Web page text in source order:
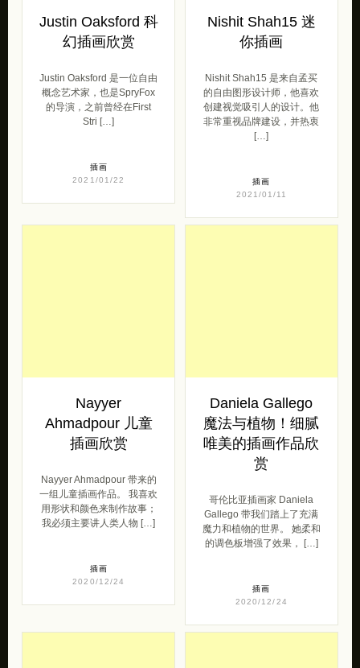
Justin Oaksford 科
幻插画欣赏
Justin Oaksford 是一位自由
概念艺术家，也是SpryFox
的导演，之前曾经在First
Stri […]
插画
2021/01/22
Nishit Shah15 迷
你插画
Nishit Shah15 是来自孟买
的自由图形设计师，他喜欢
创建视觉吸引人的设计。他
非常重视品牌建设，并热衷
[…]
插画
2021/01/11
Nayyer
Ahmadpour 儿童
插画欣赏
Nayyer Ahmadpour 带来的
一组儿童插画作品。 我喜欢
用形状和颜色来制作故事；
我必须主要讲人类人物 […]
插画
2020/12/24
Daniela Gallego
魔法与植物！细腻
唯美的插画作品欣
赏
哥伦比亚插画家 Daniela
Gallego 带我们踏上了充满
魔力和植物的世界。 她柔和
的调色板增强了效果， […]
插画
2020/12/24